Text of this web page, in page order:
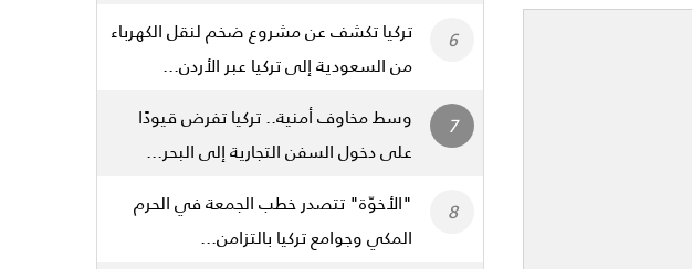
تركيا تكشف عن مشروع ضخم لنقل الكهرباء
من السعودية إلى تركيا عبر الأردن...
وسط مخاوف أمنية.. تركيا تفرض قيودًا
على دخول السفن التجارية إلى البحر...
"الأخوّة" تتصدر خطب الجمعة في الحرم
المكي وجوامع تركيا بالتزامن...